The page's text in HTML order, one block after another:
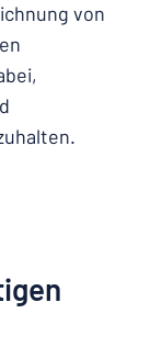
von